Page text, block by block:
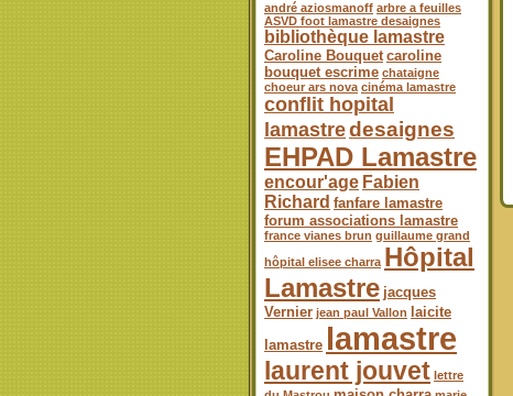
andré aziosmanoff arbre a feuilles
ASVD foot lamastre desaignes
bibliothèque lamastre
Caroline Bouquet caroline
bouquet escrime chataigne
choeur ars nova cinéma lamastre
conflit hopital
lamastredesaignes
EHPAD Lamastre
encour'age Fabien
Richard fanfare lamastre
forum associations lamastre
france vianes brun guillaume grand
hôpital elisee charra Hôpital
Lamastre jacques
Vernier jean paul Vallon
laicite
lamastre lamastre
laurent jouvet lettre